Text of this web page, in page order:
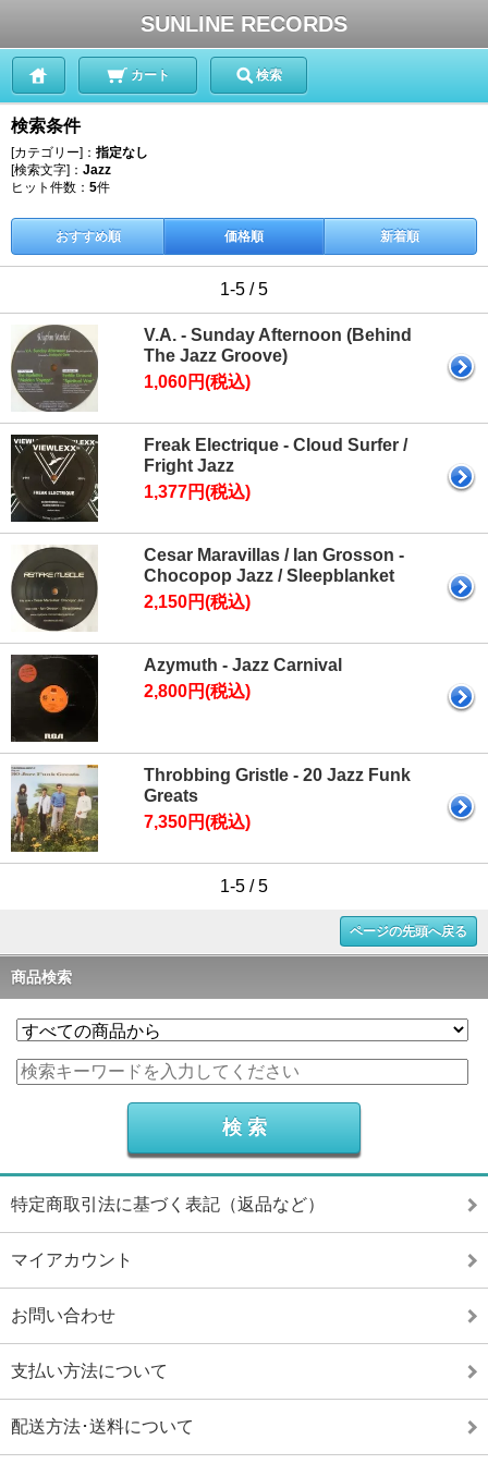
SUNLINE RECORDS
カート 検索
検索条件
[カテゴリー]： 指定なし
[検索文字]： Jazz
ヒット件数： 5件
おすすめ順 価格順 新着順
1-5 / 5
V.A. - Sunday Afternoon (Behind
The Jazz Groove)
1,060円(税込)
Freak Electrique - Cloud Surfer /
Fright Jazz
1,377円(税込)
Cesar Maravillas / Ian Grosson -
Chocopop Jazz / Sleepblanket
2,150円(税込)
Azymuth - Jazz Carnival
2,800円(税込)
Throbbing Gristle - 20 Jazz Funk
Greats
7,350円(税込)
1-5 / 5
ページの先頭へ戻る
商品検索
特定商取引法に基づく表記（返品など）
マイアカウント
お問い合わせ
支払い方法について
配送方法･送料について